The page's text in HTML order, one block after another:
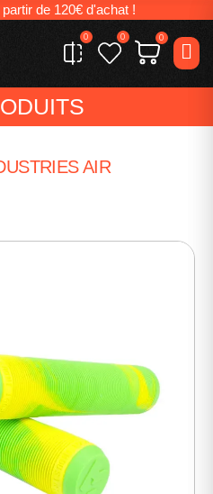
de 120€ d'achat !
0 0 0
AIR